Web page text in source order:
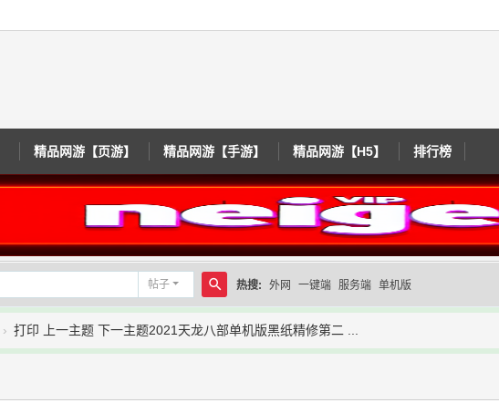
精品网游【页游】 精品网游【手游】 精品网游【H5】 排行榜
帖子
搜
索
热搜: 外网 一键端 服务端 单机版
› 打印 上一主题 下一主题2021天龙八部单机版黑纸精修第二 ...